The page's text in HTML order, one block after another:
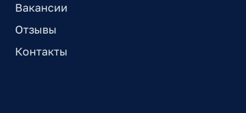
Вакансии
Отзывы
Контакты